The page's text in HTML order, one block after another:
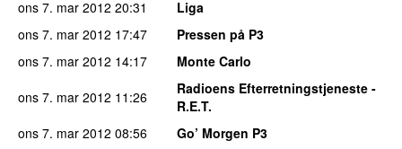
ons 7. mar 2012 20:31
Liga
ons 7. mar 2012 17:47
Pressen på P3
ons 7. mar 2012 14:17
Monte Carlo
ons 7. mar 2012 11:26
Radioens Efterretningstjeneste -
R.E.T.
ons 7. mar 2012 08:56
Go’ Morgen P3